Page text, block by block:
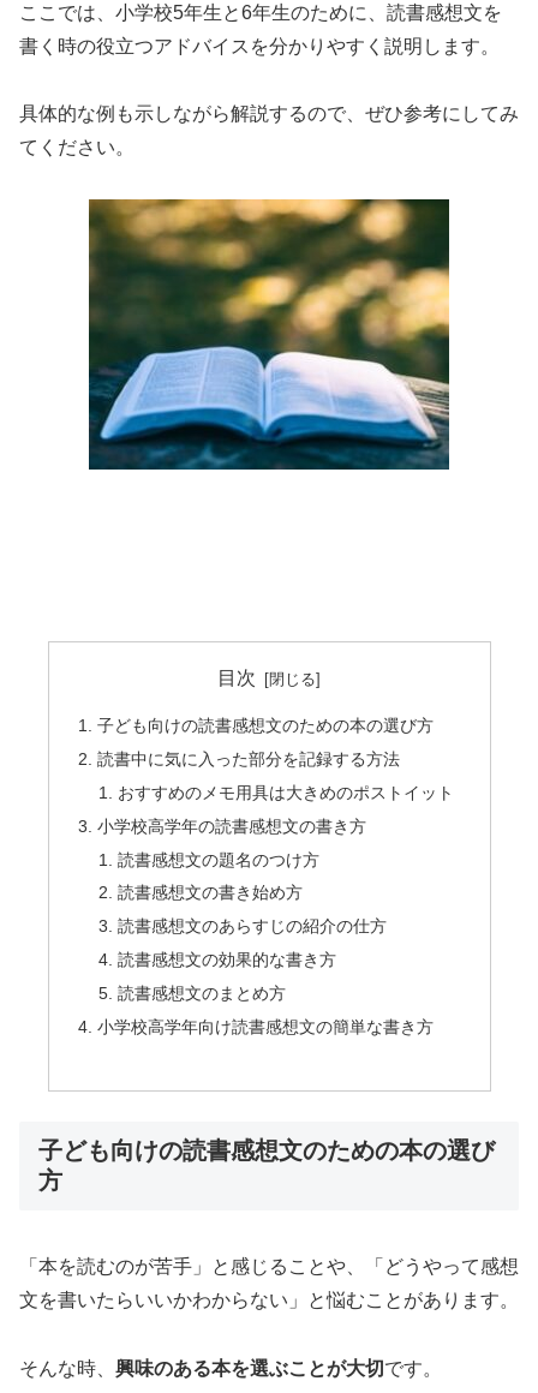
ここでは、小学校5年生と6年生のために、読書感想文を
書く時の役立つアドバイスを分かりやすく説明します。
具体的な例も示しながら解説するので、ぜひ参考にしてみ
てください。
目次
子ども向けの読書感想文のための本の選び方
読書中に気に入った部分を記録する方法
おすすめのメモ用具は大きめのポストイット
小学校高学年の読書感想文の書き方
読書感想文の題名のつけ方
読書感想文の書き始め方
読書感想文のあらすじの紹介の仕方
読書感想文の効果的な書き方
読書感想文のまとめ方
小学校高学年向け読書感想文の簡単な書き方
子ども向けの読書感想文のための本の選び
方
「本を読むのが苦手」と感じることや、「どうやって感想
文を書いたらいいかわからない」と悩むことがあります。
そんな時、 興味のある本を選ぶことが大切 です。